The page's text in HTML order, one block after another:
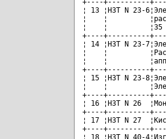
+----+----------
¦ 13 ¦HЗT N 23-
¦    ¦
¦    ¦
+----+----------
¦ 14 ¦HЗT N 23-
¦    ¦
¦    ¦
+----+----------
¦ 15 ¦HЗT N 23-
¦    ¦
+----+----------
¦ 16 ¦HЗT N 26
+----+----------
¦ 17 ¦HЗT N 27
+----+----------